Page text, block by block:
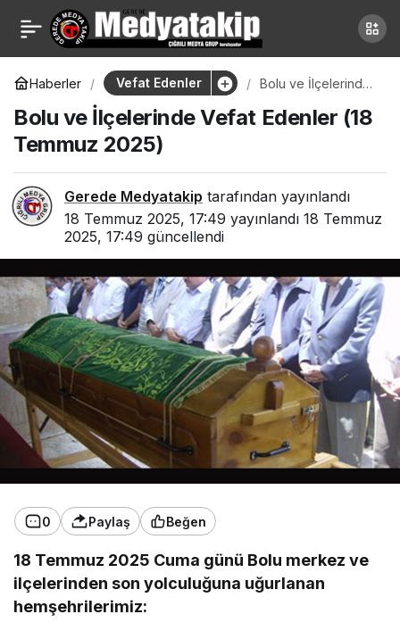
Haberler Vefat Edenler
Bolu ve İlçelerinde
Temmuz 2025)
Bolu ve İlçelerinde Vefat Edenler (18
Temmuz 2025)
Gerede Medyatakip tarafından yayınlandı
18 Temmuz 2025, 17:49 yayınlandı 18 Temmuz
2025, 17:49 güncellendi
0 Paylaş Beğen
18 Temmuz 2025 Cuma günü Bolu merkez ve
ilçelerinden son yolculuğuna uğurlanan
hemşehrilerimiz:
Gerede’de Vefat
Edenler (18 Temmuz
2025)
Paylaş